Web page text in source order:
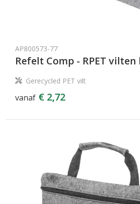
AP800573-77
Refelt Comp - RPET
Gerecycled PET vilt
vanaf € 2,72